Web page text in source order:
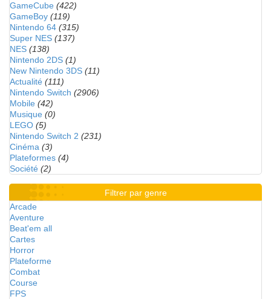
GameCube (422)
GameBoy (119)
Nintendo 64 (315)
Super NES (137)
NES (138)
Nintendo 2DS (1)
New Nintendo 3DS (11)
Actualité (111)
Nintendo Switch (2906)
Mobile (42)
Musique (0)
LEGO (5)
Nintendo Switch 2 (231)
Cinéma (3)
Plateformes (4)
Société (2)
Filtrer par genre
Arcade
Aventure
Beat'em all
Cartes
Horror
Plateforme
Combat
Course
FPS